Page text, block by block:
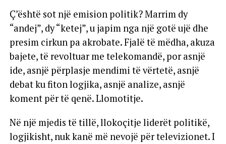
Ç’është sot një emision politik? Marrim dy
“andej”, dy “ketej”, u japim nga një gotë ujë dhe
presim cirkun pa akrobate. Fjalë të mëdha, akuza
bajete, të revoltuar me telekomandë, por asnjë
ide, asnjë përplasje mendimi të vërtetë, asnjë
debat ku fiton logjika, asnjë analize, asnjë
koment për të qenë. Llomotitje.
Në një mjedis të tillë, llokoçitje liderët politikë,
logjikisht, nuk kanë më nevojë për televizionet. I